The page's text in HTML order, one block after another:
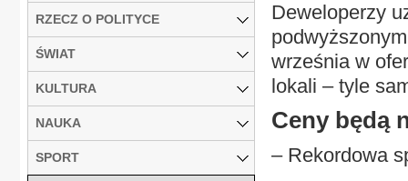
Deweloperzy
września w
lokali – tyle
Ceny będą
– Rekordowa
RZECZ O POLITYCE
ŚWIAT
KULTURA
NAUKA
SPORT